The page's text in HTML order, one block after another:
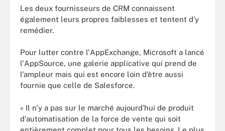
Les deux fournisseurs de CRM connaissent
également leurs propres faiblesses et tentent d’y
remédier.
Pour lutter contre l'AppExchange, Microsoft a lancé
l'AppSource, une galerie applicative qui prend de
l'ampleur mais qui est encore loin d’être aussi
fournie que celle de Salesforce.
« Il n'y a pas sur le marché aujourd'hui de produit
d'automatisation de la force de vente qui soit